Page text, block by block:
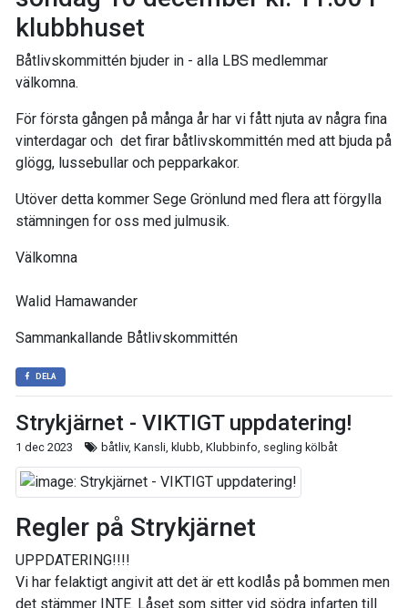
klubbhuset
Båtlivskommittén bjuder in - alla LBS medlemmar
välkomna.
För första gången på många år har vi fått njuta av några fina
vinterdagar och det firar båtlivskommittén med att bjuda på
glögg, lussebullar och pepparkakor.
Utöver detta kommer Sege Grönlund med flera att förgylla
stämningen for oss med julmusik.
Välkomna
Walid Hamawander
Sammankallande Båtlivskommittén
DELA
Strykjärnet - VIKTIGT uppdatering!
1 dec 2023 båtliv, Kansli, klubb, Klubbinfo, segling kölbåt
Regler på Strykjärnet
UPPDATERING!!!!
Vi har felaktigt angivit att det är ett kodlås på bommen men
det stämmer INTE. Låset som sitter vid södra infarten till